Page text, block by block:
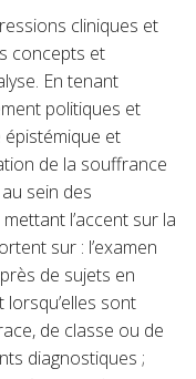
cliniques et
concepts et
En tenant
politiques et
épistémique et
de la souffrance
sein des
l’accent sur la
sur : l’examen
de sujets en
sont
de classe ou de
diagnostiques ;